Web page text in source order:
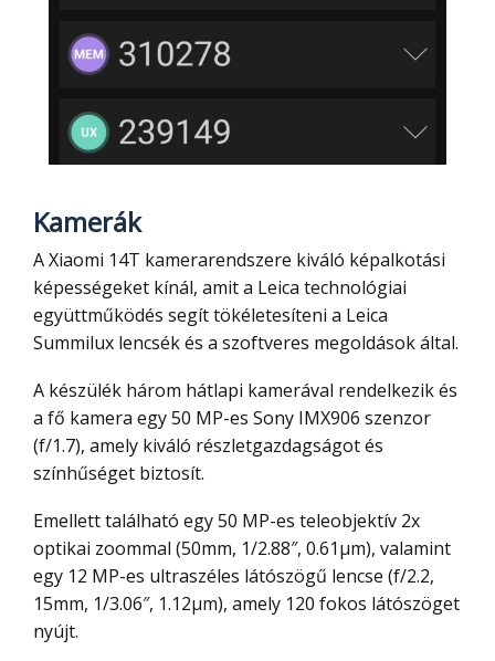
Kamerák
A Xiaomi 14T kamerarendszere kiváló képalkotási
képességeket kínál, amit a Leica technológiai
együttműködés segít tökéletesíteni a Leica
Summilux lencsék és a szoftveres megoldások által.
A készülék három hátlapi kamerával rendelkezik és
a fő kamera egy 50 MP-es Sony IMX906 szenzor
(f/1.7), amely kiváló részletgazdagságot és
színhűséget biztosít.
Emellett található egy 50 MP-es teleobjektív 2x
optikai zoommal (50mm, 1/2.88″, 0.61µm), valamint
egy 12 MP-es ultraszéles látószögű lencse (f/2.2,
15mm, 1/3.06″, 1.12µm), amely 120 fokos látószöget
nyújt.